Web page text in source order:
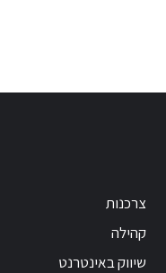
צרכנות
קהילה
שיווק באינטרנט